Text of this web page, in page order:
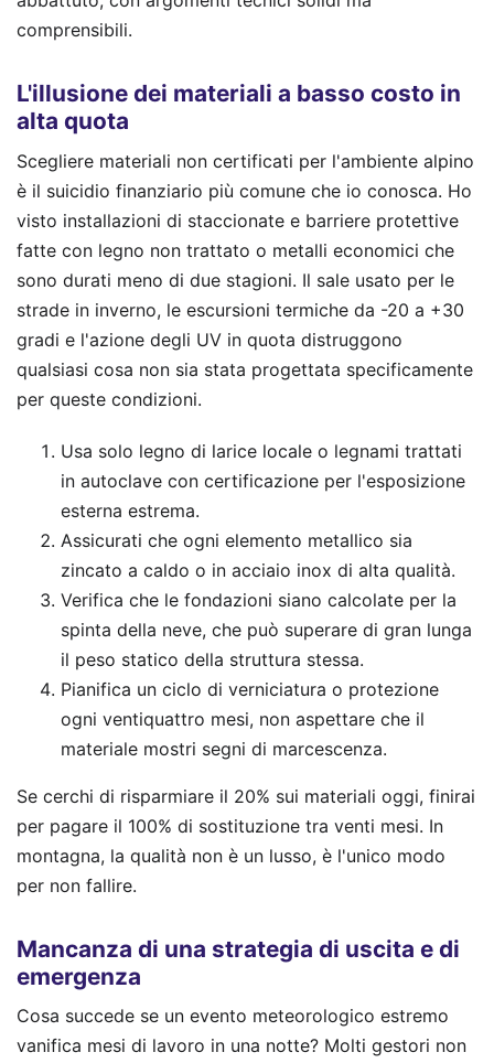
comprensibili.
L'illusione dei materiali a basso costo in
alta quota
Scegliere materiali non certificati per l'ambiente alpino
è il suicidio finanziario più comune che io conosca. Ho
visto installazioni di staccionate e barriere protettive
fatte con legno non trattato o metalli economici che
sono durati meno di due stagioni. Il sale usato per le
strade in inverno, le escursioni termiche da -20 a +30
gradi e l'azione degli UV in quota distruggono
qualsiasi cosa non sia stata progettata specificamente
per queste condizioni.
Usa solo legno di larice locale o legnami trattati
in autoclave con certificazione per l'esposizione
esterna estrema.
Assicurati che ogni elemento metallico sia
zincato a caldo o in acciaio inox di alta qualità.
Verifica che le fondazioni siano calcolate per la
spinta della neve, che può superare di gran lunga
il peso statico della struttura stessa.
Pianifica un ciclo di verniciatura o protezione
ogni ventiquattro mesi, non aspettare che il
materiale mostri segni di marcescenza.
Se cerchi di risparmiare il 20% sui materiali oggi, finirai
per pagare il 100% di sostituzione tra venti mesi. In
montagna, la qualità non è un lusso, è l'unico modo
per non fallire.
Mancanza di una strategia di uscita e di
emergenza
Cosa succede se un evento meteorologico estremo
vanifica mesi di lavoro in una notte? Molti gestori non